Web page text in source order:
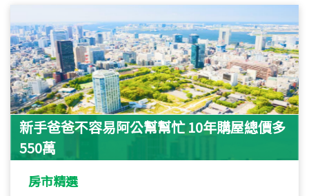
新手爸爸不容易阿公幫幫忙 10年購屋總價多
550萬
房市精選